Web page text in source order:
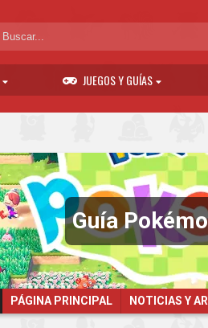
JUEGOS Y GUÍAS
Guía
PÁGINA PRINCIPAL NOTICIAS Y